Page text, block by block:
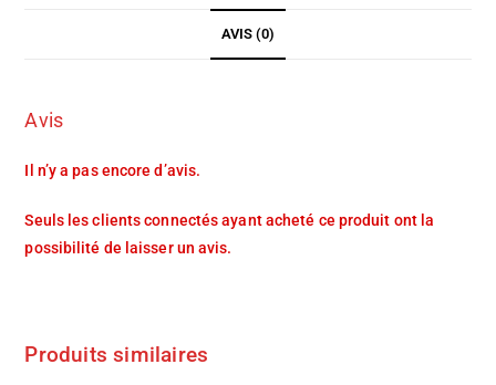
AVIS (0)
Avis
Il n’y a pas encore d’avis.
Seuls les clients connectés ayant acheté ce produit ont la
possibilité de laisser un avis.
Produits similaires